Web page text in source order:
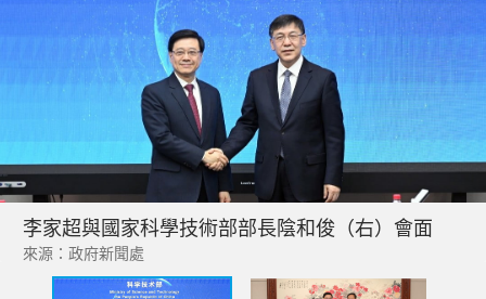
李家超與國家科學技術部部長陰和俊（右）會面
來源：政府新聞處